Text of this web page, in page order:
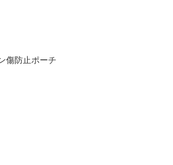
傷防止ポーチ